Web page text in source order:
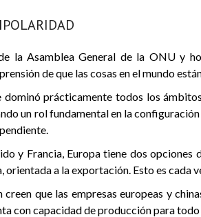
la Asamblea General de la ONU y
de que las cosas en el mundo
prácticamente todos los
un rol fundamental en la
y Francia, Europa tiene dos
a la exportación. Esto es cada
que las empresas europeas y
con capacidad de producción para